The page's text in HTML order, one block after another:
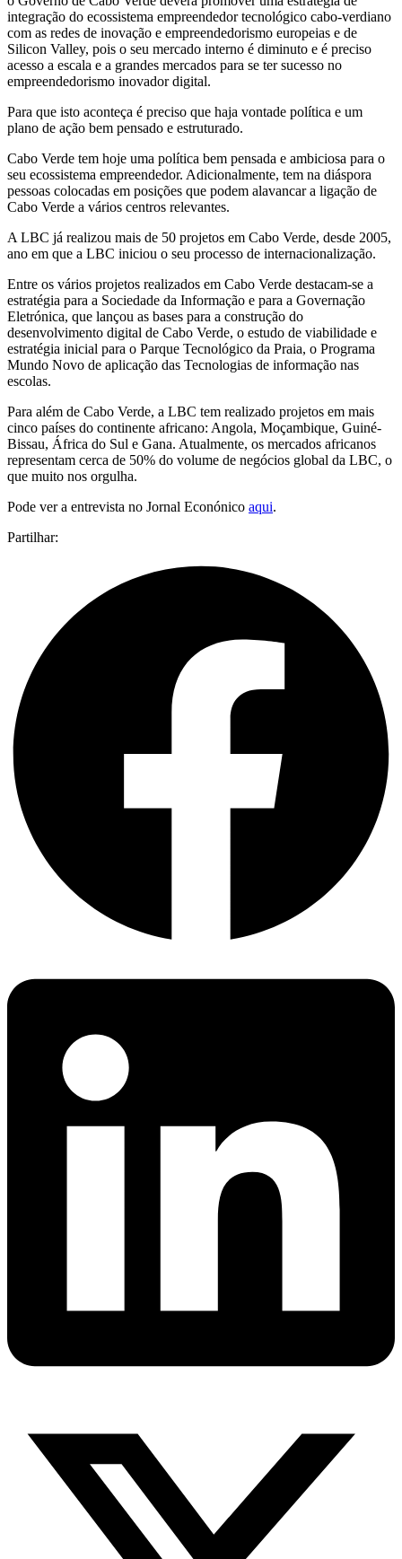
integração do ecossistema empreendedor tecnológico cabo-verdiano
com as redes de inovação e empreendedorismo europeias e de
Silicon Valley, pois o seu mercado interno é diminuto e é preciso
acesso a escala e a grandes mercados para se ter sucesso no
empreendedorismo inovador digital.
Para que isto aconteça é preciso que haja vontade política e um
plano de ação bem pensado e estruturado.
Cabo Verde tem hoje uma política bem pensada e ambiciosa para o
seu ecossistema empreendedor. Adicionalmente, tem na diáspora
pessoas colocadas em posições que podem alavancar a ligação de
Cabo Verde a vários centros relevantes.
A LBC já realizou mais de 50 projetos em Cabo Verde, desde 2005,
ano em que a LBC iniciou o seu processo de internacionalização.
Entre os vários projetos realizados em Cabo Verde destacam-se a
estratégia para a Sociedade da Informação e para a Governação
Eletrónica, que lançou as bases para a construção do
desenvolvimento digital de Cabo Verde, o estudo de viabilidade e
estratégia inicial para o Parque Tecnológico da Praia, o Programa
Mundo Novo de aplicação das Tecnologias de informação nas
escolas.
Para além de Cabo Verde, a LBC tem realizado projetos em mais
cinco países do continente africano: Angola, Moçambique, Guiné-
Bissau, África do Sul e Gana. Atualmente, os mercados africanos
representam cerca de 50% do volume de negócios global da LBC, o
que muito nos orgulha.
Pode ver a entrevista no Jornal Econónico aqui.
Partilhar: